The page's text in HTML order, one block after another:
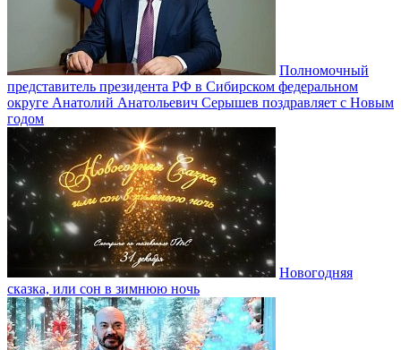
Полномочный
представитель президента РФ в Сибирском федеральном
округе Анатолий Анатольевич Серышев поздравляет с Новым
годом
Новогодняя
сказка, или сон в зимнюю ночь